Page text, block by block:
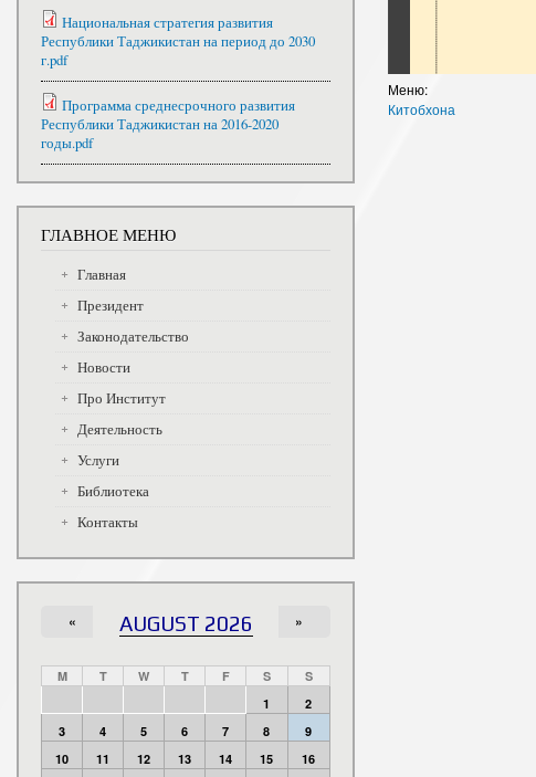
Меню:
Китобхона
Национальная стратегия развития
Республики Таджикистан на период до 2030
г.pdf
Программа среднесрочного развития
Республики Таджикистан на 2016-2020
годы.pdf
ГЛАВНОЕ МЕНЮ
Главная
Президент
Законодательство
Новости
Про Институт
Деятельность
Услуги
Библиотека
Контакты
AUGUST 2026
« »
M T W T F S
S
1
2
3
4 5 6 7 8
9
10
11 12 13 14 15
16